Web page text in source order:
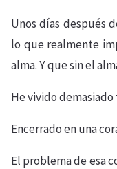
Unos días después
lo que realmente
alma. Y que sin el
He vivido
Encerrado en una
El problema de esa